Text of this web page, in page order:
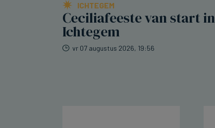
ICHTEGEM
Ceciliafeeste van start in
Ichtegem
vr 07 augustus 2026, 19:56